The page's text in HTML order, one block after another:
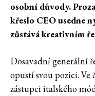
osobní důvody.
křeslo CEO usedne
zůstává kreativním
Dosavadní generální
opustí svou pozici.
zástupci italského